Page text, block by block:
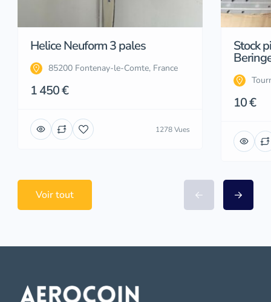
Helice Neuform 3 pales
85200 Fontenay-le-Comte, France
1 450 €
1278 Vues
Stock
10 €
Voir tout